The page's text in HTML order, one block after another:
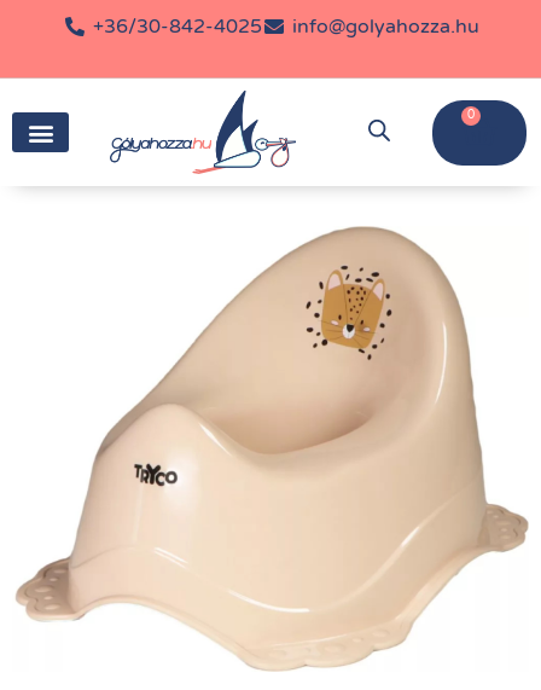
+36/30-842-4025 info@golyahozza.hu
0